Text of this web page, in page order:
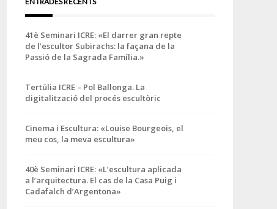
41è Seminari ICRE: «El darrer gran repte
de l’escultor Subirachs: la façana de la
Passió de la Sagrada Família.»
Tertúlia ICRE – Pol Ballonga. La
digitalització del procés escultòric
Cinema i Escultura: «Louise Bourgeois, el
meu cos, la meva escultura»
40è Seminari ICRE: «L’escultura aplicada
a l’arquitectura. El cas de la Casa Puig i
Cadafalch d’Argentona»